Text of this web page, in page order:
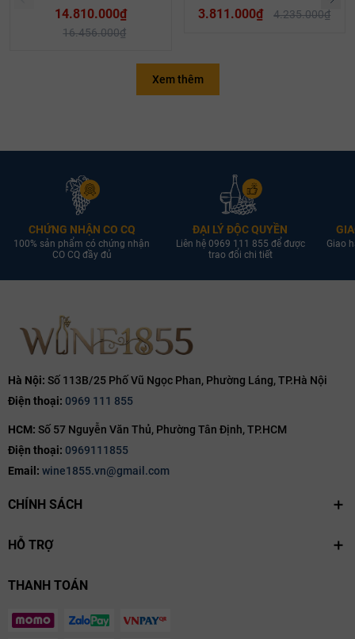
14.810.000₫
16.456.000₫
3.811.000₫
4.235.000₫
Xem thêm
CHỨNG NHẬN CO CQ
100% sản phẩm có chứng nhận
CO CQ đầy đủ
ĐẠI LÝ ĐỘC QUYỀN
Liên hệ 0969 111 855 để được
trao đổi chi tiết
Giao
Hà Nội: Số 113B/25 Phố Vũ Ngọc Phan, Phường Láng, TP.Hà Nội
Điện thoại: 0969 111 855
HCM: Số 57 Nguyễn Văn Thủ, Phường Tân Định, TP.HCM
Điện thoại: 0969111855
Email: wine1855.vn@gmail.com
CHÍNH SÁCH
HỖ TRỢ
THANH TOÁN